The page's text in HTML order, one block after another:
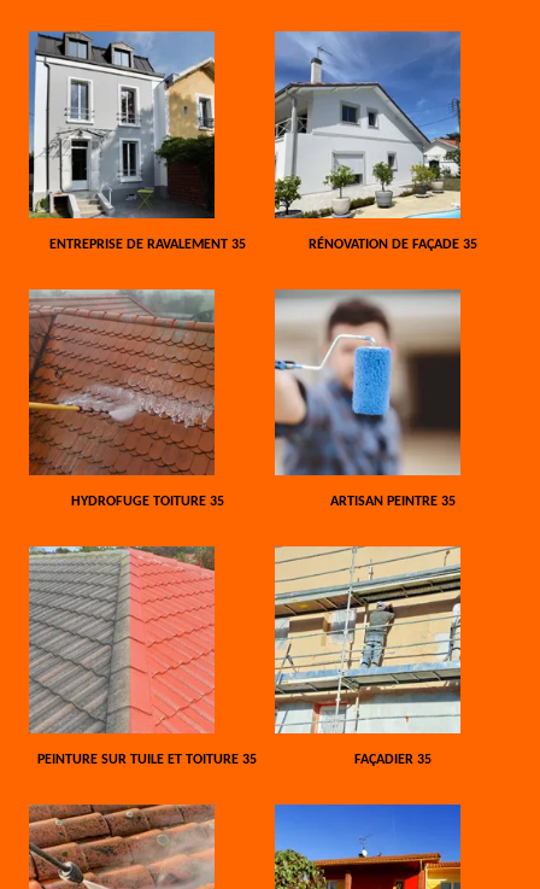
ENTREPRISE DE RAVALEMENT 35 RÉNOVATION DE FAÇADE 35
HYDROFUGE TOITURE 35 ARTISAN PEINTRE 35
PEINTURE SUR TUILE ET TOITURE 35 FAÇADIER 35